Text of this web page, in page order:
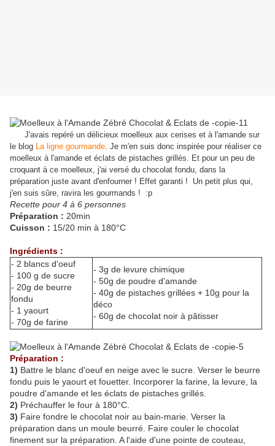
J'avais repéré un délicieux moelleux aux cerises et à l'amande sur
le blog La ligne gourmande. Je m'en suis donc inspirée pour réaliser ce
moelleux à l'amande et éclats de pistaches grillés. Et pour un peu de
croquant à ce moelleux, j'ai versé du chocolat fondu, dans la
préparation juste avant d'enfourner ! Effet garanti ! Un petit plus qui,
j'en suis sûre, ravira les gourmands ! :p
Recette pour 4 à 6 personnes
Préparation : 20min
Cuisson : 15/20 min à 180°C
Ingrédients :
- 2 blancs d'oeuf
- 100 g de sucre
- 20g de beurre
fondu
- 1 yaourt
- 70g de farine
- 3g de levure chimique
- 50g de poudre d'amande
- 40g de pistaches grillées + 10g pour la
déco
- 60g de chocolat noir à pâtisser
Préparation :
1) Battre le blanc d'oeuf en neige avec le sucre. Verser le beurre
fondu puis le yaourt et fouetter. Incorporer la farine, la levure, la
poudre d'amande et les éclats de pistaches grillés.
2) Préchauffer le four à 180°C.
3) Faire fondre le chocolat noir au bain-marie. Verser la
préparation dans un moule beurré. Faire couler le chocolat
finement sur la préparation. A l'aide d'une pointe de couteau,